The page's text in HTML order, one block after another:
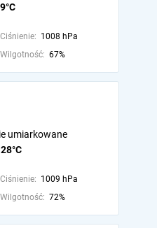
Ciśnienie: 1008 hPa
Wilgotność: 67%
28°C
umiarkowane
Ciśnienie: 1009 hPa
Wilgotność: 72%